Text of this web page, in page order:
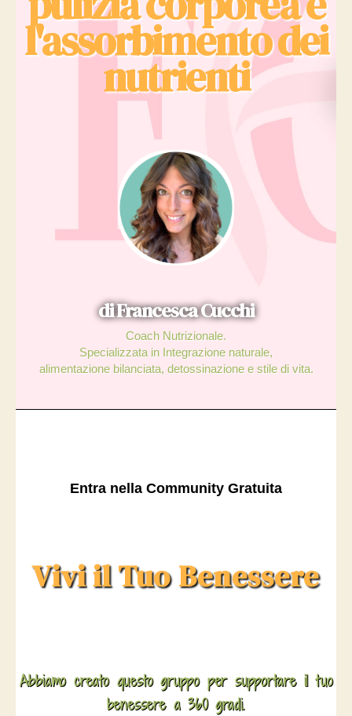
l'assorbimento dei
nutrienti
di Francesca Cucchi
Coach Nutrizionale.
Specializzata in Integrazione naturale,
alimentazione bilanciata, detossinazione e stile di vita.
Entra nella Community Gratuita
Vivi il Tuo Benessere
Abbiamo creato questo gruppo per supportare il tuo
benessere a 360 gradi.